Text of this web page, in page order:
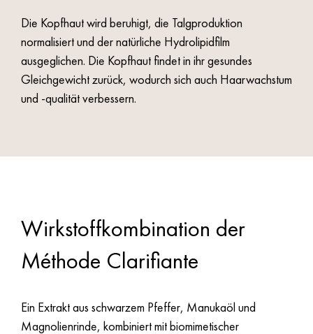
Die Kopfhaut wird beruhigt, die Talgproduktion
normalisiert und der natürliche Hydrolipidfilm
ausgeglichen. Die Kopfhaut findet in ihr gesundes
Gleichgewicht zurück, wodurch sich auch Haarwachstum
und -qualität verbessern.
Wirkstoffkombination der
Méthode Clarifiante
Ein Extrakt aus schwarzem Pfeffer, Manukaöl und
Magnolienrinde, kombiniert mit biomimetischer